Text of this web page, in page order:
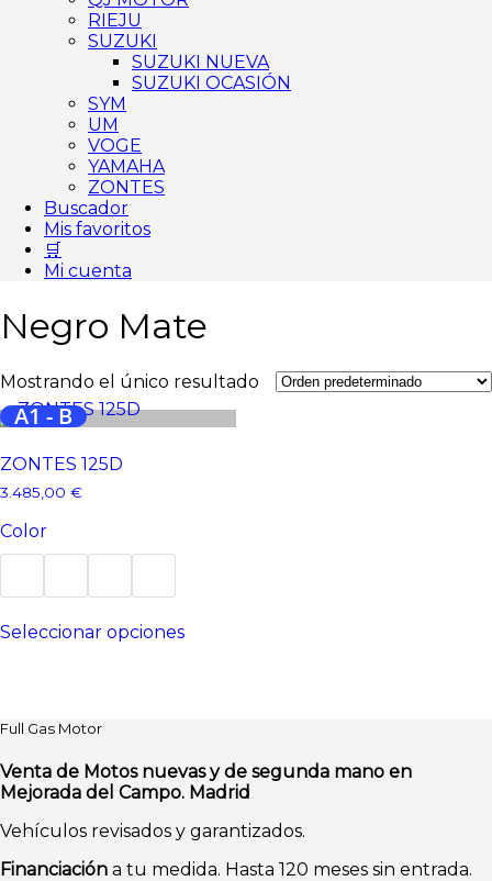
RIEJU
SUZUKI
SUZUKI NUEVA
SUZUKI OCASIÓN
SYM
UM
VOGE
YAMAHA
ZONTES
Buscador
Mis favoritos
🛒
Mi cuenta
Negro Mate
Mostrando el único resultado
A1 - B
ZONTES 125D
3.485,00 €
Color
Seleccionar opcionesproducto
pueden
elegir
la
página
Full Gas Motor
Venta de Motos nuevas y de segunda mano en
Mejorada del Campo. Madrid
Vehículos revisados y garantizados.
Financiación a tu medida. Hasta 120 meses sin entrada.